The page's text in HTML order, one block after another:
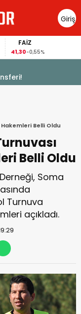
Giriş
Yap
FAİZ
41,30-0,55%
Hakemleri Belli Oldu
Belli Oldu
Soma
Turnuva
açıkladı.